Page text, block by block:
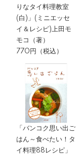
りなタイ料理教室
(白)」(ミニエッセ
イ＆レシピ)上田モ
モコ（著）
770円（税込）
「バンコク思い出ご
はん～食べたい！タ
イ料理88レシピ」